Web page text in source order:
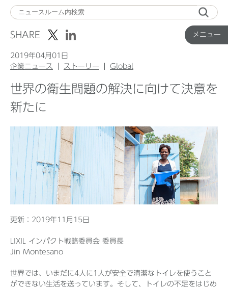
メニュー
ニ
ュ
Top
国内製品ニュース
グローバル製品ニュース
SHARE
2019年04月01日
企業ニュース
ストーリー Global
世界の衛生問題の解決に向けて決意を
新たに
更新：2019年11月15日
LIXIL インパクト戦略委員会 委員長
Jin Montesano
世界では、いまだに4人に1人が安全で清潔なトイレを使うこと
ができない生活を送っています。そして、トイレの不足をはじめ